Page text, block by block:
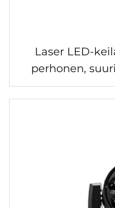
Laser LED-
perhonen,
baari